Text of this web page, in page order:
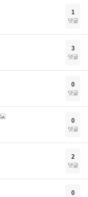
1
댓글
3
댓글
0
댓글
0
댓글
2
댓글
0